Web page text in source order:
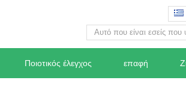
Ποιοτικός έλεγχος επαφή